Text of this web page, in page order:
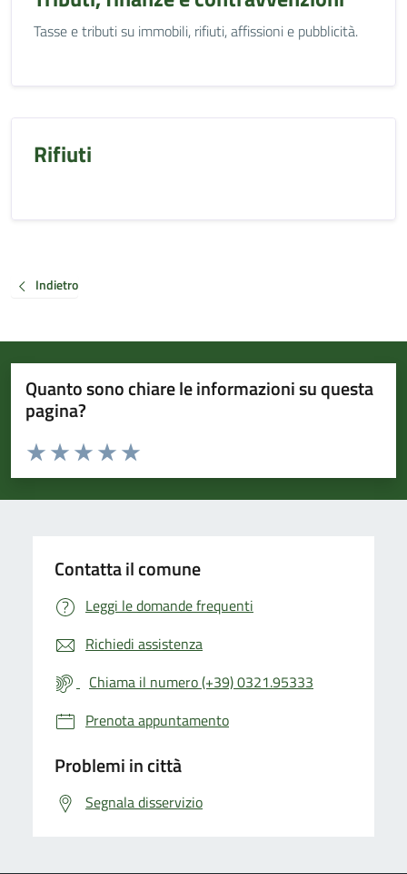
Tasse e tributi su immobili, rifiuti, affissioni e pubblicità.
Rifiuti
Indietro
Quanto sono chiare le informazioni su questa
pagina?
Valuta da 1 a 5 stelle la pagina
Valuta 5 stelle su 5
Valuta 4 stelle su 5
Valuta 3 stelle su 5
Valuta 2 stelle su 5
Valuta 1 stelle su 5
Contatta il comune
Leggi le domande frequenti
Richiedi assistenza
Chiama il numero (+39) 0321.95333
Prenota appuntamento
Problemi in città
Segnala disservizio